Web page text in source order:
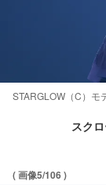
STARGLOW（C）モ
スク
( 画像5/106 )